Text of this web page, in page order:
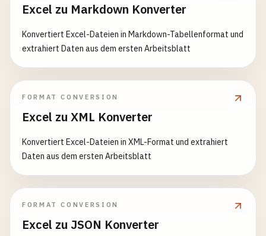
Excel zu Markdown Konverter
Konvertiert Excel-Dateien in Markdown-Tabellenformat und
extrahiert Daten aus dem ersten Arbeitsblatt
FORMAT CONVERSION
Excel zu XML Konverter
Konvertiert Excel-Dateien in XML-Format und extrahiert
Daten aus dem ersten Arbeitsblatt
FORMAT CONVERSION
Excel zu JSON Konverter